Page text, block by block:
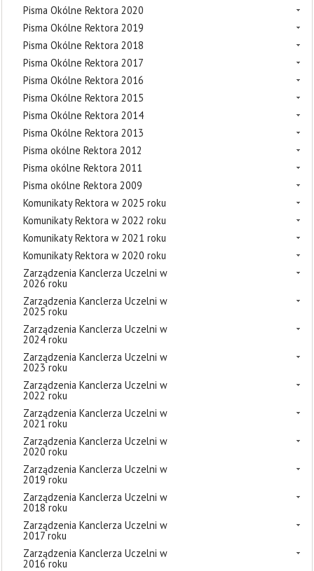
Pisma Okólne Rektora 2020
Pisma Okólne Rektora 2019
Pisma Okólne Rektora 2018
Pisma Okólne Rektora 2017
Pisma Okólne Rektora 2016
Pisma Okólne Rektora 2015
Pisma Okólne Rektora 2014
Pisma Okólne Rektora 2013
Pisma okólne Rektora 2012
Pisma okólne Rektora 2011
Pisma okólne Rektora 2009
Komunikaty Rektora w 2025 roku
Komunikaty Rektora w 2022 roku
Komunikaty Rektora w 2021 roku
Komunikaty Rektora w 2020 roku
Zarządzenia Kanclerza Uczelni w
2026 roku
Zarządzenia Kanclerza Uczelni w
2025 roku
Zarządzenia Kanclerza Uczelni w
2024 roku
Zarządzenia Kanclerza Uczelni w
2023 roku
Zarządzenia Kanclerza Uczelni w
2022 roku
Zarządzenia Kanclerza Uczelni w
2021 roku
Zarządzenia Kanclerza Uczelni w
2020 roku
Zarządzenia Kanclerza Uczelni w
2019 roku
Zarządzenia Kanclerza Uczelni w
2018 roku
Zarządzenia Kanclerza Uczelni w
2017 roku
Zarządzenia Kanclerza Uczelni w
2016 roku